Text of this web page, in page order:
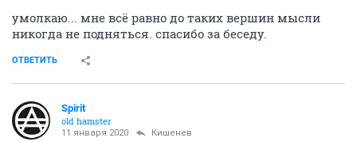
умолкаю... мне всё равно до таких вершин мысли
никогда не подняться. спасибо за беседу.
ОТВЕТИТЬ
Spirit
old hamster
11 января 2020 Кишенев